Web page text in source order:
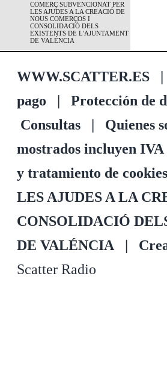
COMERÇ SUBVENCIONAT PER
LES AJUDES A LA CREACIÓ DE
NOUS COMERÇOS I
CONSOLIDACIÓ DELS
EXISTENTS DE L'AJUNTAMENT
DE VALÉNCIA
WWW.SCATTER.ES |
pago | Protección de
Consultas | Quienes
mostrados incluyen IVA
y tratamiento de cookies
LES AJUDES A LA
CONSOLIDACIÓ
DE VALÉNCIA |
Scatter Radio